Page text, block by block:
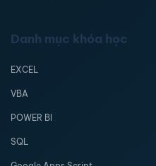
Danh mục khóa học
EXCEL
VBA
POWER BI
SQL